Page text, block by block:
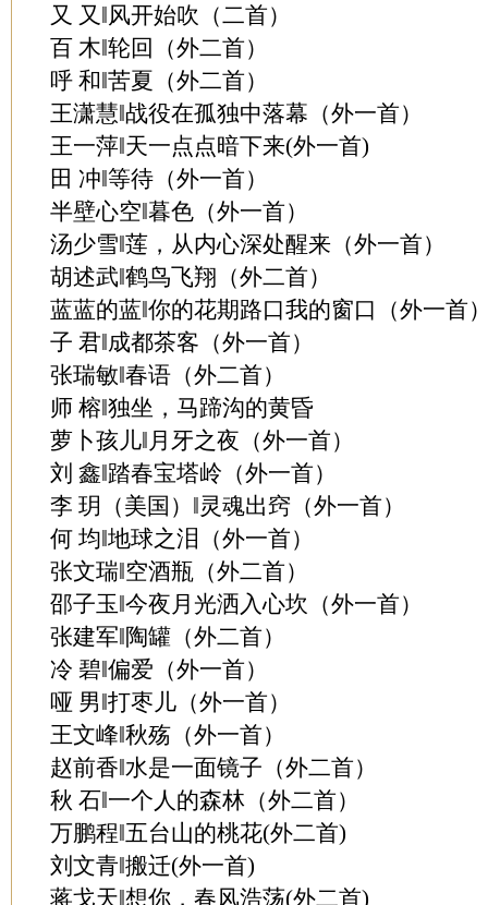
又 又‖风开始吹（二首）
百 木‖轮回（外二首）
呼 和‖苦夏（外二首）
王潇慧‖战役在孤独中落幕（外一首）
王一萍‖天一点点暗下来(外一首)
田 冲‖等待（外一首）
半壁心空‖暮色（外一首）
汤少雪‖莲，从内心深处醒来（外一首）
胡述武‖鹤鸟飞翔（外二首）
蓝蓝的蓝‖你的花期路口我的窗口（外一首
子 君‖成都茶客（外一首）
张瑞敏‖春语（外二首）
师 榕‖独坐，马蹄沟的黄昏
萝卜孩儿‖月牙之夜（外一首）
刘 鑫‖踏春宝塔岭（外一首）
李 玥（美国）‖灵魂出窍（外一首）
何 均‖地球之泪（外一首）
张文瑞‖空酒瓶（外二首）
邵子玉‖今夜月光洒入心坎（外一首）
张建军‖陶罐（外二首）
冷 碧‖偏爱（外一首）
哑 男‖打枣儿（外一首）
王文峰‖秋殇（外一首）
赵前香‖水是一面镜子（外二首）
秋 石‖一个人的森林（外二首）
万鹏程‖五台山的桃花(外二首)
刘文青‖搬迁(外一首)
蒋戈天‖想你，春风浩荡(外二首)